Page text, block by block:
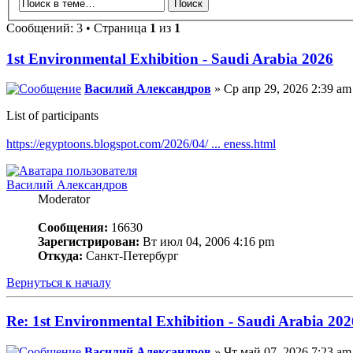
Сообщений: 3 • Страница 1 из 1
1st Environmental Exhibition - Saudi Arabia 2026
Василий Александров » Ср апр 29, 2026 2:39 am
List of participants
https://egyptoons.blogspot.com/2026/04/ ... eness.html
Василий Александров
Moderator
Сообщения: 16630
Зарегистрирован: Вт июл 04, 2006 4:16 pm
Откуда: Санкт-Петербург
Вернуться к началу
Re: 1st Environmental Exhibition - Saudi Arabia